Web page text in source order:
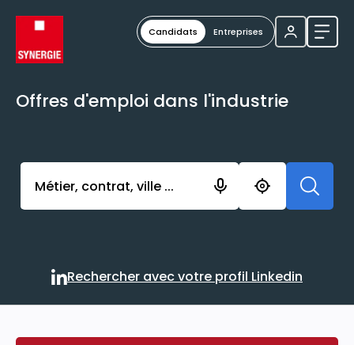
Candidats Entreprises
Offres d'emploi dans l'industrie
Activer l’élément pour lancer l’enregistrement.
Rechercher avec votre
Rechercher avec votre profil Linkedin